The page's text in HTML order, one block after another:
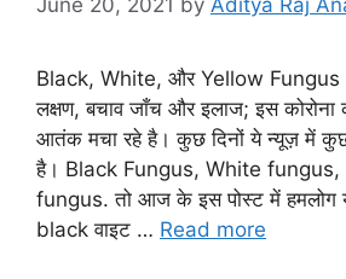
Black, White, और Yellow Fungus
लक्षण, बचाव जाँच और इलाज; इस
आतंक मचा रहे है। कुछ दिनों ये न्यूज़ में
है। Black Fungus, White fungus,
fungus. तो आज के इस पोस्ट में हमलोग
black वाइट … Read more